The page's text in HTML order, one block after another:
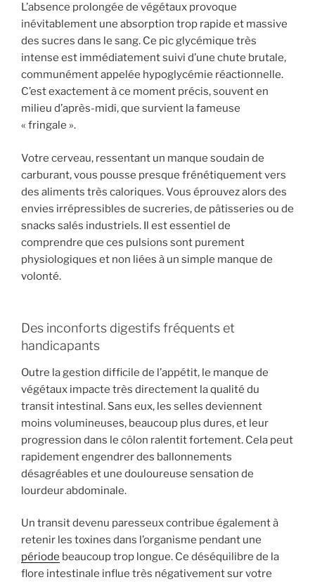
L’absence prolongée de végétaux provoque
inévitablement une absorption trop rapide et massive
des sucres dans le sang. Ce pic glycémique très
intense est immédiatement suivi d’une chute brutale,
communément appelée hypoglycémie réactionnelle.
C’est exactement à ce moment précis, souvent en
milieu d’après-midi, que survient la fameuse
« fringale ».
Votre cerveau, ressentant un manque soudain de
carburant, vous pousse presque frénétiquement vers
des aliments très caloriques. Vous éprouvez alors des
envies irrépressibles de sucreries, de pâtisseries ou de
snacks salés industriels. Il est essentiel de
comprendre que ces pulsions sont purement
physiologiques et non liées à un simple manque de
volonté.
Des inconforts digestifs fréquents et
handicapants
Outre la gestion difficile de l’appétit, le manque de
végétaux impacte très directement la qualité du
transit intestinal. Sans eux, les selles deviennent
moins volumineuses, beaucoup plus dures, et leur
progression dans le côlon ralentit fortement. Cela peut
rapidement engendrer des ballonnements
désagréables et une douloureuse sensation de
lourdeur abdominale.
Un transit devenu paresseux contribue également à
retenir les toxines dans l’organisme pendant une
période beaucoup trop longue. Ce déséquilibre de la
flore intestinale influe très négativement sur votre